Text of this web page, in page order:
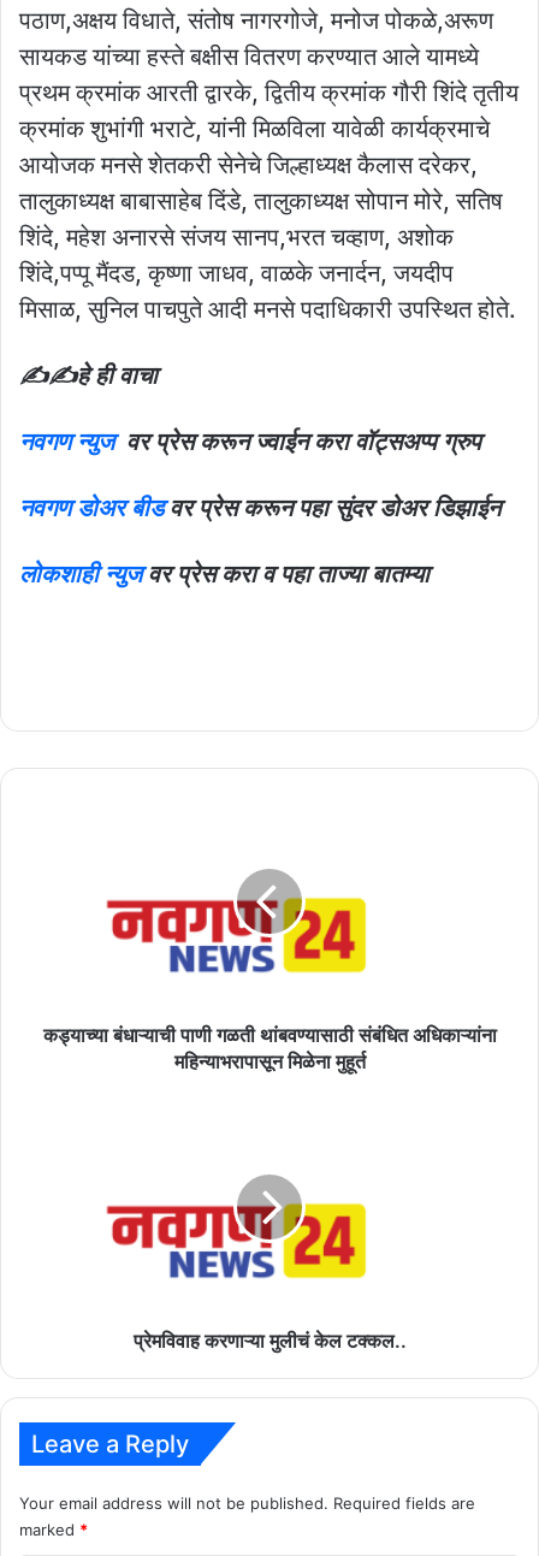
पठाण,अक्षय विधाते, संतोष नागरगोजे, मनोज पोकळे,अरूण
सायकड यांच्या हस्ते बक्षीस वितरण करण्यात आलेयामध्ये
प्रथम क्रमांक आरती द्वारके, द्वितीय क्रमांक गौरी शिंदे तृतीय
क्रमांक शुभांगी भराटे, यांनी मिळविला यावेळी कार्यक्रमाचे
आयोजक मनसे शेतकरी सेनेचे जिल्हाध्यक्ष कैलास दरेकर,
तालुकाध्यक्ष बाबासाहेब दिंडे, तालुकाध्यक्ष सोपान मोरे, सतिष
शिंदे, महेश अनारसे संजय सानप,भरत चव्हाण, अशोक
शिंदे,पप्पू मैंदड, कृष्णा जाधव, वाळके जनार्दन, जयदीप
मिसाळ, सुनिल पाचपुते आदी मनसे पदाधिकारी उपस्थित होते.
✍️✍️हे ही वाचा
नवगण न्युजवर प्रेस करून ज्वाईन करा वॉट्सअप्प ग्रुप
नवगण डोअर बीडवर प्रेस करून पहा सुंदर डोअर डिझाईन
लोकशाही न्युजवर प्रेस करा व पहा ताज्या बातम्या
कड्याच्या बंधाऱ्याची पाणी गळती थांबवण्यासाठी संबंधित अधिकाऱ्यांना
महिन्याभरापासून मिळेना मुहूर्त
प्रेमविवाह करणाऱ्या मुलीचं केल टक्कल..
Leave a Reply
Your email address will not be published. Required fields are
marked *